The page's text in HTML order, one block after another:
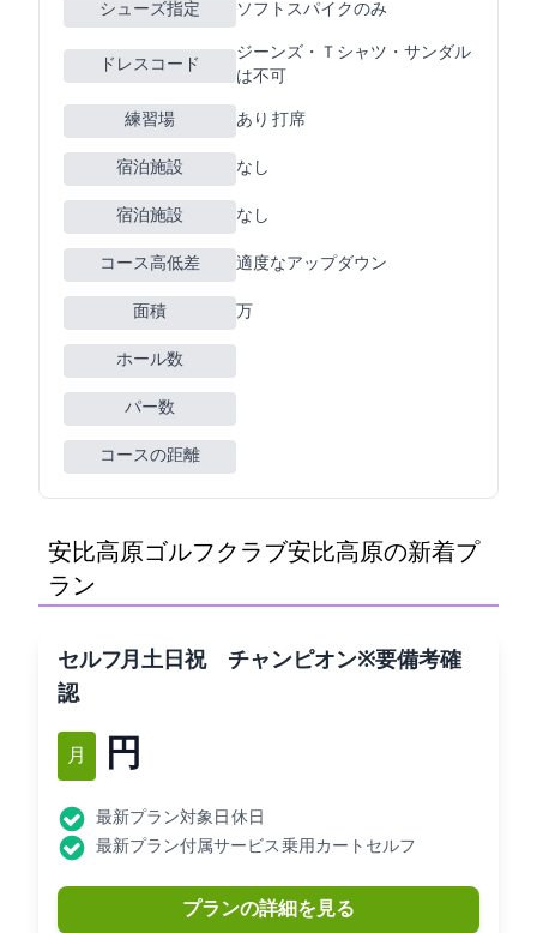
シューズ指定 ソフトスパイクのみ
ドレスコード
ジーンズ・Ｔシャツ・サンダル
は不可
練習場 あり 230Y 8打席
宿泊施設 なし
宿泊施設 なし
コース高低差 適度なアップダウン
面積 130万m2
ホール数
パー数
コースの距離
安比高原ゴルフクラブ(安比高原GC)の新着プ
ラン
セルフDAY11月土日祝 チャンピオンC※要備考確
認
11月 7,400円
最新プラン対象日: 休日
最新プラン付属サービス: 乗用カートセルフ
プランの詳細を見る